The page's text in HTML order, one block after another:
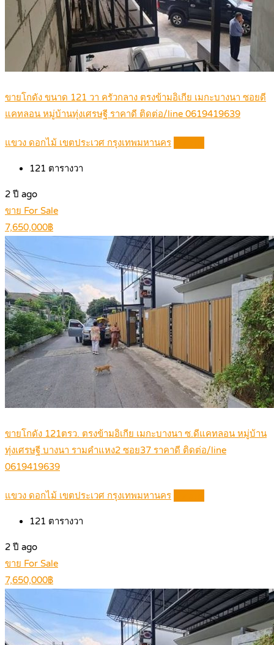
ขายโกดัง ขนาด 121 วา ครัวกลาง ตรงข้ามอิเกีย เมกะบางนา ซอยดี
แคทลอน หมู่บ้านทุ่งเศรษฐี ราคาดี ติดต่อ/line 0619419639
แขวง ดอกไม้ เขตประเวศ กรุงเทพมหานคร
121 ตารางวา
2 ปี ago
ขาย For Sale
7,650,000฿
ขายโกดัง 121ตรว. ตรงข้ามอิเกีย เมกะบางนา ซ.ดีแคทลอน หมู่บ้าน
ทุ่งเศรษฐี บางนา รามคำแหง2 ซอย37 ราคาดี ติดต่อ/line
0619419639
แขวง ดอกไม้ เขตประเวศ กรุงเทพมหานคร
121 ตารางวา
2 ปี ago
ขาย For Sale
7,650,000฿